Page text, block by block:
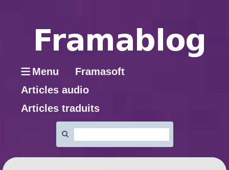
Menu
Framasoft
Articles audio
Articles traduits
: